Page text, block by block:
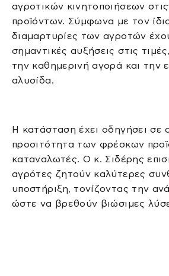
αγροτικών κινητοποιήσεων
προϊόντων. Σύμφωνα με τον
διαμαρτυρίες των αγροτών
σημαντικές αυξήσεις στις
την καθημερινή αγορά και την
αλυσίδα.
Η κατάσταση έχει οδηγήσει σε
προσιτότητα των φρέσκων
καταναλωτές. Ο κ. Σιδέρης
αγρότες ζητούν καλύτερες
υποστήριξη, τονίζοντας την
ώστε να βρεθούν βιώσιμες